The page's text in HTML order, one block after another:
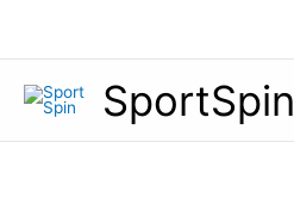
contenido
SportSpin